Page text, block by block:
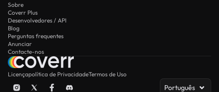
Sobre
Coverr Plus
Desenvolvedores / API
Blog
Perguntas frequentes
Anunciar
Contacte-nos
Licençapolítica de PrivacidadeTermos de Uso
Português